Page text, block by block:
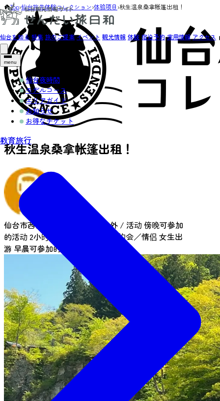
仙台を知る 特集 旅のご提案 イベント 観光情報 体験 宿泊予約 実用情報 アクセス
menu
仙台夜時間
モデルコース
エリアガイド
お知らせ
お得なチケット
教育旅行
Top›仙台旅先体験コレクション›体验项目 ›秋生温泉桑拿帐篷出租！
秋生温泉桑拿帐篷出租！
仙台市西部（秋保） 户外 / 活动傍晚可参加
的活动 2小时体验 约会／情侣 女生出
游 早晨可参加的活动